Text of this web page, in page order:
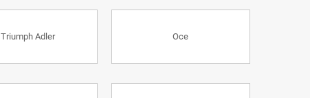
Triumph Adler Oce